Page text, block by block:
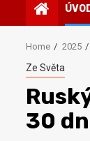
Home 2025
Ze Světa
30